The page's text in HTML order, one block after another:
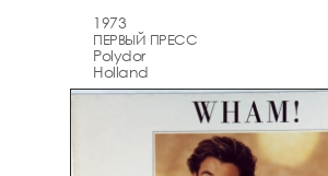
1973
ПЕРВЫЙ ПРЕСС
Polydor
Holland